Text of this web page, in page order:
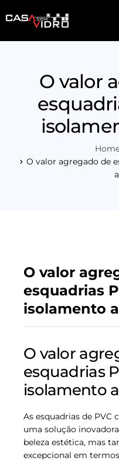
Produtos
Indique+
Workshop
Vagas
O valor
O valor agregado de
O valor
esquadrias
isolamento
O valor
esquadrias
isolamento
As esquadrias de
uma solução
beleza estética, mas
excepcional em